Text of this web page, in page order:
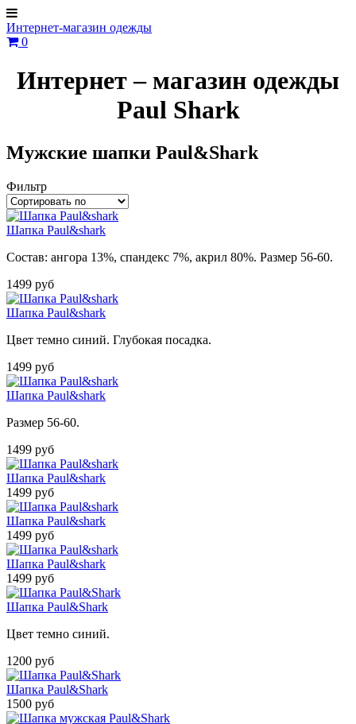
Интернет-магазин одежды
0
Интернет – магазин одежды
Paul Shark
Мужские шапки Paul&Shark
Фильтр
Шапка Paul&shark
Состав: ангора 13%, спандекс 7%, акрил 80%. Размер 56-60.
1499 руб
Шапка Paul&shark
Цвет темно синий. Глубокая посадка.
1499 руб
Шапка Paul&shark
Размер 56-60.
1499 руб
Шапка Paul&shark
1499 руб
Шапка Paul&shark
1499 руб
Шапка Paul&shark
1499 руб
Шапка Paul&Shark
Цвет темно синий.
1200 руб
Шапка Paul&Shark
1500 руб